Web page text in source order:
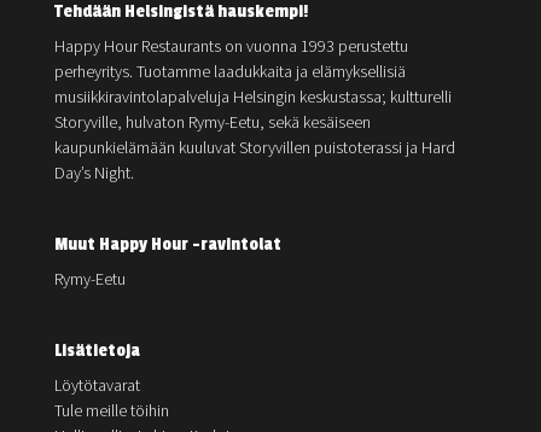
Tehdään Helsingistä hauskempi!
Happy Hour Restaurants on vuonna 1993 perustettu
perheyritys. Tuotamme laadukkaita ja elämyksellisiä
musiikkiravintolapalveluja Helsingin keskustassa; kultturelli
Storyville, hulvaton Rymy-Eetu, sekä kesäiseen
kaupunkielämään kuuluvat Storyvillen puistoterassi ja Hard
Day’s Night.
Muut Happy Hour -ravintolat
Rymy-Eetu
Lisätietoja
Löytötavarat
Tule meille töihin